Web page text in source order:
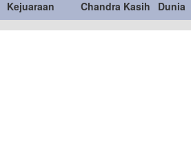
Kejuaraan
Bulu Tangkis
Kapolri Cup
Chandra Kasih
Lawan Bahlil-
Muhammad di
Dunia